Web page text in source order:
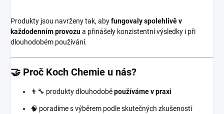
Produkty jsou navrženy tak, abyfungovaly spolehlivě v
každodenním provozua přinášely konzistentní výsledky i při
dlouhodobém používání.
🤝 Proč Koch Chemie u nás?
👨‍🔧 produkty dlouhodoběpoužíváme v praxi
🧠 poradíme s výběrem podle skutečných zkušeností